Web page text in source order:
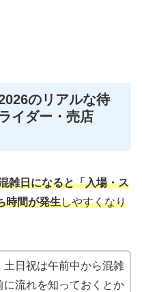
のリアルな待
イダー・売店
雑日になると「入場・ス
時間が発生しやすくなり
日祝は午前中から混雑
に流れを知っておくとか